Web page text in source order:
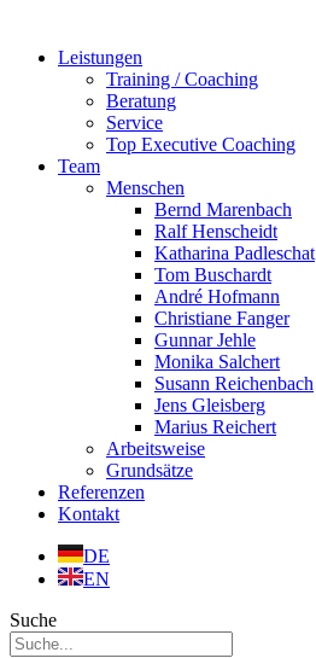
Leistungen
Training / Coaching
Beratung
Service
Top Executive Coaching
Team
Menschen
Bernd Marenbach
Ralf Henscheidt
Katharina Padleschat
Tom Buschardt
André Hofmann
Christiane Fanger
Gunnar Jehle
Monika Salchert
Susann Reichenbach
Jens Gleisberg
Marius Reichert
Arbeitsweise
Grundsätze
Referenzen
Kontakt
DE
EN
Suche